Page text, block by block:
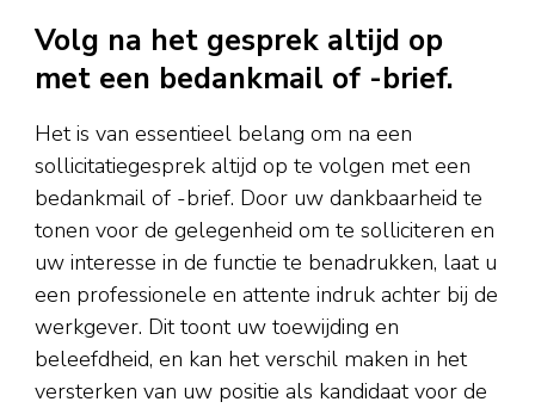
Volg na het gesprek altijd op
met een bedankmail of -brief.
Het is van essentieel belang om na een
sollicitatiegesprek altijd op te volgen met een
bedankmail of -brief. Door uw dankbaarheid te
tonen voor de gelegenheid om te solliciteren en
uw interesse in de functie te benadrukken, laat u
een professionele en attente indruk achter bij de
werkgever. Dit toont uw toewijding en
beleefdheid, en kan het verschil maken in het
versterken van uw positie als kandidaat voor de